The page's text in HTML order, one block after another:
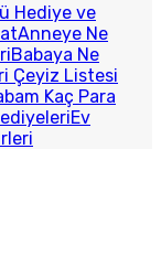
Hediye ve
Anneye Ne
Babaya Ne
Çeyiz Listesi
Kaç Para
Ev